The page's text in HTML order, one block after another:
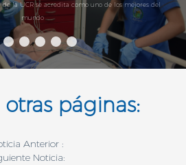
la UCR se acredita como uno de los mejores del
mundo
páginas:
Anterior :
Noticia: